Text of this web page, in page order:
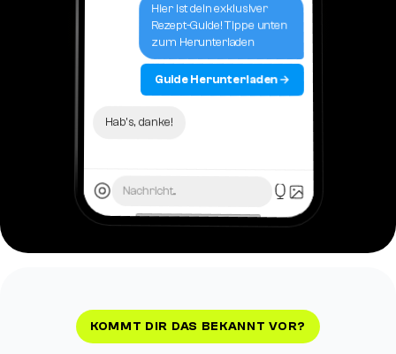
Hier ist dein exklusiver
Rezept-Guide! Tippe unten
zum Herunterladen
Guide Herunterladen →
Hab's, danke!
Nachricht...
KOMMT DIR DAS BEKANNT VOR?